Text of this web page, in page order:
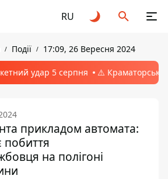
RU
Події 17:09, 26 Вересня 2024
удар 5 серпня ⚠️ Краматорськ,
прикладом автомата:
побиття
на полігоні